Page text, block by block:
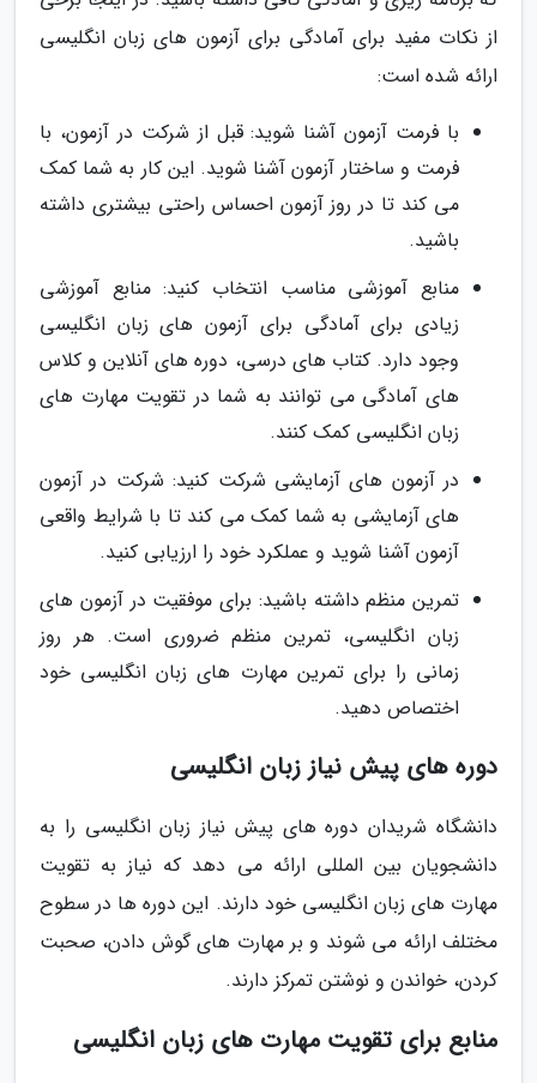
از نکات مفید برای آمادگی برای آزمون های زبان انگلیسی
ارائه شده است:
با فرمت آزمون آشنا شوید: قبل از شرکت در آزمون، با
فرمت و ساختار آزمون آشنا شوید. این کار به شما کمک
می کند تا در روز آزمون احساس راحتی بیشتری داشته
باشید.
منابع آموزشی مناسب انتخاب کنید: منابع آموزشی
زیادی برای آمادگی برای آزمون های زبان انگلیسی
وجود دارد. کتاب های درسی، دوره های آنلاین و کلاس
های آمادگی می توانند به شما در تقویت مهارت های
زبان انگلیسی کمک کنند.
در آزمون های آزمایشی شرکت کنید: شرکت در آزمون
های آزمایشی به شما کمک می کند تا با شرایط واقعی
آزمون آشنا شوید و عملکرد خود را ارزیابی کنید.
تمرین منظم داشته باشید: برای موفقیت در آزمون های
زبان انگلیسی، تمرین منظم ضروری است. هر روز
زمانی را برای تمرین مهارت های زبان انگلیسی خود
اختصاص دهید.
دوره های پیش نیاز زبان انگلیسی
دانشگاه شریدان دوره های پیش نیاز زبان انگلیسی را به
دانشجویان بین المللی ارائه می دهد که نیاز به تقویت
مهارت های زبان انگلیسی خود دارند. این دوره ها در سطوح
مختلف ارائه می شوند و بر مهارت های گوش دادن، صحبت
کردن، خواندن و نوشتن تمرکز دارند.
منابع برای تقویت مهارت های زبان انگلیسی